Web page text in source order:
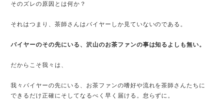
そのズレの原因とは何か？
それはつまり、茶師さんはバイヤーしか見ていないのである。
バイヤーのその先にいる、沢山のお茶ファンの事は知るよしも無い。
だからこそ我々は、
我々バイヤーの先にいる、お茶ファンの嗜好や流れを茶師さんたちに
できるだけ正確にそしてなるべく早く届ける。怠らずに。